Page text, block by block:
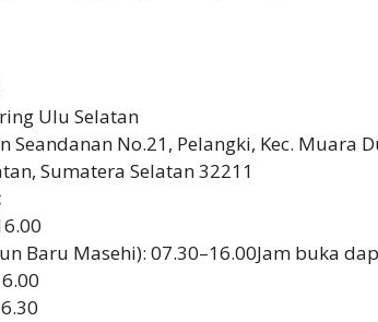
Ulu Selatan
Seandanan No.21, Pelangki, Kec. Muara
Sumatera Selatan 32211
Baru Masehi): 07.30–16.00Jam buka